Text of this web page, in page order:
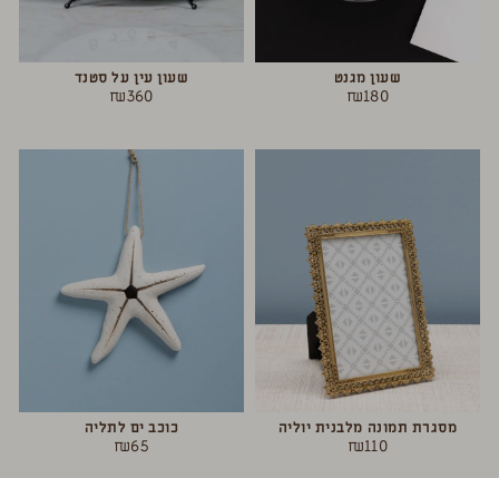
שעון מגנט
₪180
שעון עין על סטנד
₪360
מסגרת תמונה מלבנית יוליה
₪110
כוכב ים לתליה
₪65